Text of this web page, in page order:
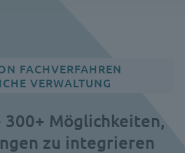
FACHVERFAHREN
VERWALTUNG
300+ Möglichkeiten,
zu integrieren